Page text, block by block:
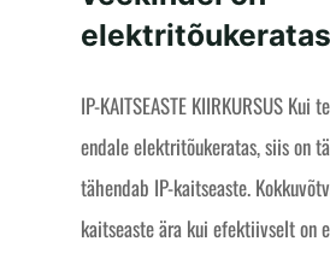
IP-KAITSEASTE KIIRKURSUS Kui
endale elektritõukeratas, siis on
tähendab IP-kaitseaste.
kaitseaste ära kui efektiivselt on